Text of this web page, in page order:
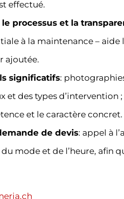
effectué.
processus et la
à la maintenance – aide
ajoutée.
significatifs:
et des types d’intervention
et le caractère concret.
de devis: appel à
mode et de l’heure, afin